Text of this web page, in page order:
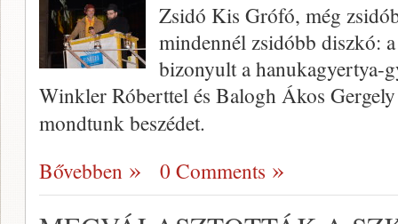
Zsidó Kis Grófó, még
mindennél zsidóbb diszkó:
bizonyult a hanukagyertya-
Winkler Róberttel és Balogh Ákos
mondtunk beszédet.
Bővebben
0 Comments